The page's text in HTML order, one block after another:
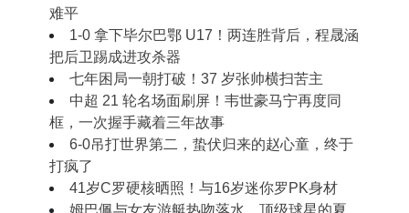
难平
1‑0 拿下毕尔巴鄂 U17！两连胜背后，程晟涵
把后卫踢成进攻杀器
七年困局一朝打破！37 岁张帅横扫苦主
中超 21 轮名场面刷屏！韦世豪马宁再度同
框，一次握手藏着三年故事
6-0吊打世界第二，蛰伏归来的赵心童，终于
打疯了
41岁C罗硬核晒照！与16岁迷你罗PK身材
姆巴佩与女友游艇热吻落水，顶级球星的夏